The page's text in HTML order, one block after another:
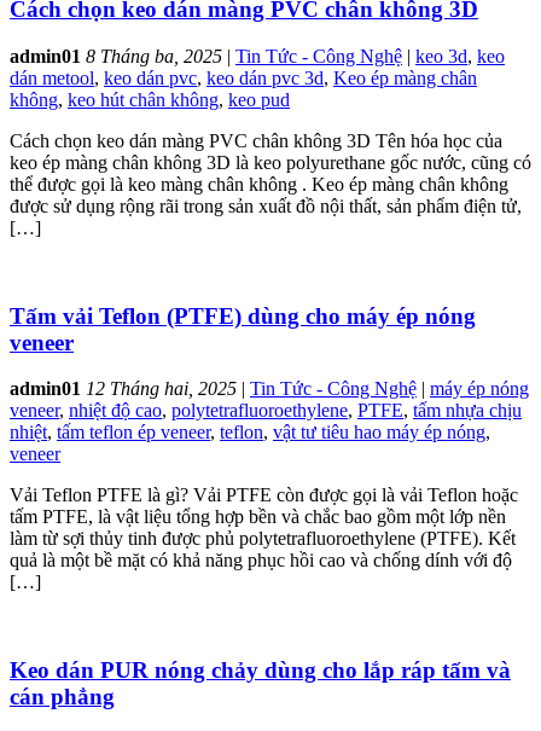
Cách chọn keo dán màng PVC chân không 3D
admin01 8 Tháng ba, 2025 | Tin Tức - Công Nghệ | keo 3d, keo
dán metool, keo dán pvc, keo dán pvc 3d, Keo ép màng chân
không, keo hút chân không, keo pud
Cách chọn keo dán màng PVC chân không 3D Tên hóa học của
keo ép màng chân không 3D là keo polyurethane gốc nước, cũng có
thể được gọi là keo màng chân không . Keo ép màng chân không
được sử dụng rộng rãi trong sản xuất đồ nội thất, sản phẩm điện tử,
[…]
Tấm vải Teflon (PTFE) dùng cho máy ép nóng
veneer
admin01 12 Tháng hai, 2025 | Tin Tức - Công Nghệ | máy ép nóng
veneer, nhiệt độ cao, polytetrafluoroethylene, PTFE, tấm nhựa chịu
nhiệt, tấm teflon ép veneer, teflon, vật tư tiêu hao máy ép nóng,
veneer
Vải Teflon PTFE là gì? Vải PTFE còn được gọi là vải Teflon hoặc
tấm PTFE, là vật liệu tổng hợp bền và chắc bao gồm một lớp nền
làm từ sợi thủy tinh được phủ polytetrafluoroethylene (PTFE). Kết
quả là một bề mặt có khả năng phục hồi cao và chống dính với độ
[…]
Keo dán PUR nóng chảy dùng cho lắp ráp tấm và
cán phẳng